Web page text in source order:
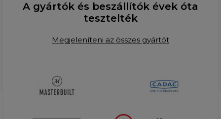
A gyártók és beszállítók évek óta
tesztelték
Megjeleníteni az összes gyártót